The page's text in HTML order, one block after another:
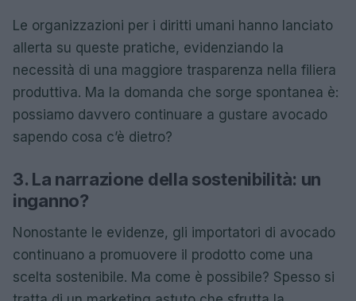
Le organizzazioni per i diritti umani hanno lanciato
allerta su queste pratiche, evidenziando la
necessità di una maggiore trasparenza nella filiera
produttiva. Ma la domanda che sorge spontanea è:
possiamo davvero continuare a gustare avocado
sapendo cosa c’è dietro?
3. La narrazione della sostenibilità: un
inganno?
Nonostante le evidenze, gli importatori di avocado
continuano a promuovere il prodotto come una
scelta sostenibile. Ma come è possibile? Spesso si